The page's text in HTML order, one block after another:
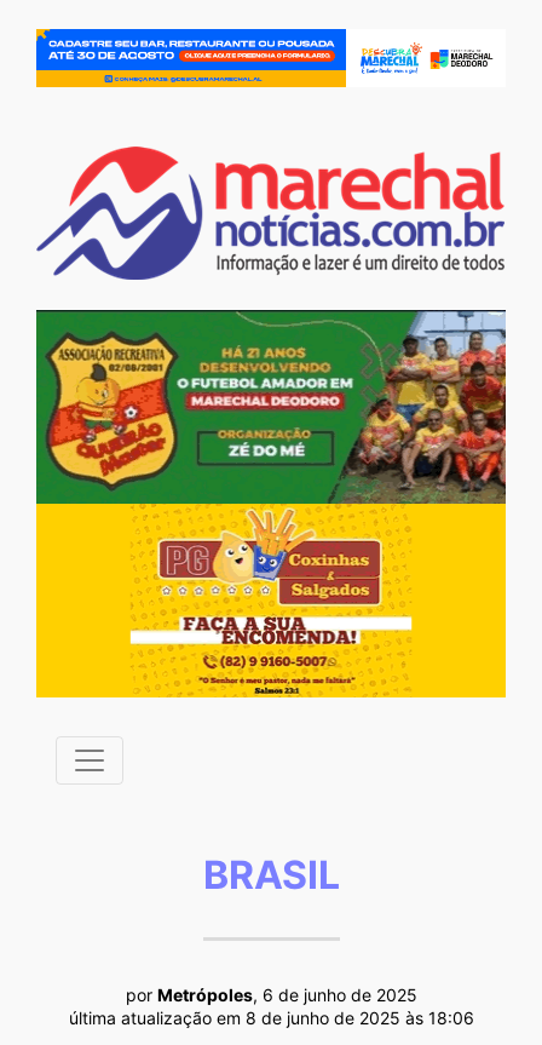
BRASIL
por Metrópoles, 6 de junho de 2025
última atualização em 8 de junho de 2025 às 18:06